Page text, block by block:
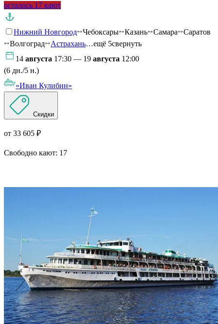
осталось 17 кают
Нижний Новгород Чебоксары Казань Самара
Саратов
Волгоград
Астрахань…ещё 5свернуть
14 августа 17:30 — 19 августа 12:00
(6 дн./5 н.)
«Иван Кулибин»
Скидки
от 33 605 ₽
Свободно кают: 17